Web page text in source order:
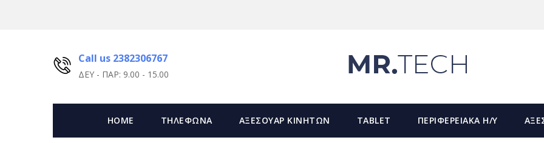
Call us 2382306767
ΔΕΥ - ΠΑΡ: 9.00 - 15.00
HOME ΤΗΛΕΦΩΝΑ ΑΞΕΣΟΥΑΡ ΚΙΝΗΤΩΝ TABLET ΠΕΡΙΦΕΡΕΙΑΚΑ Η/Υ